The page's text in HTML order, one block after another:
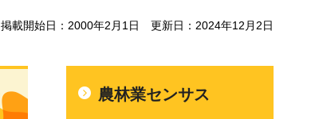
掲載開始日：2000年2月1日 更新日：2024年12月2日
農林業センサス